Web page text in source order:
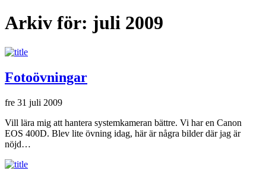
Arkiv för: juli 2009
Fotoövningar
fre 31 juli 2009
Vill lära mig att hantera systemkameran bättre. Vi har en Canon
EOS 400D. Blev lite övning idag, här är några bilder där jag är
nöjd…